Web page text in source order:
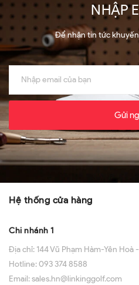
NHẬP
Để nhận tin tức
Gửi
Hệ thống cửa hàng
Chi nhánh 1
Địa chỉ: 144 Vũ Phạm Hàm-Yên Hoà
Hotline:093 374 8588
Email:sales.hn@linkinggolf.com